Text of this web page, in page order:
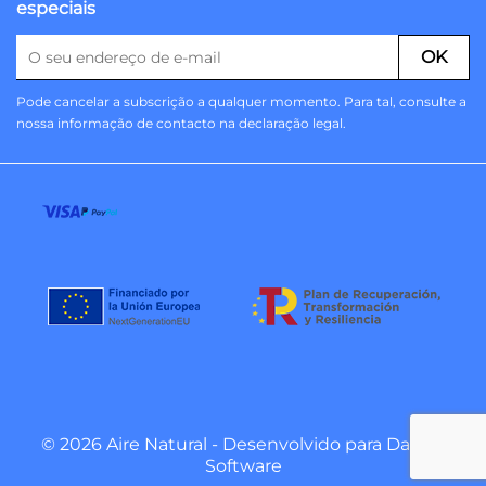
especiais
Pode cancelar a subscrição a qualquer momento. Para tal, consulte a
nossa informação de contacto na declaração legal.
© 2026 Aire Natural - Desenvolvido para Danzai
Software